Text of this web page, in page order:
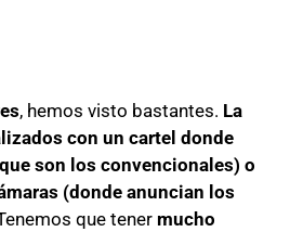
, hemos visto bastantes. La
con un cartel donde
son los convencionales) o
(donde anuncian los
que tener mucho